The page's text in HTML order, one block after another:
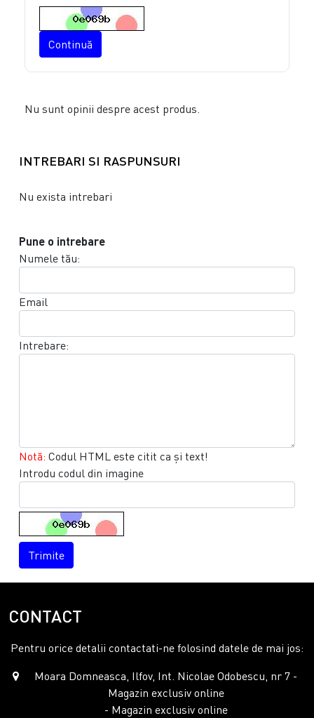
Continuă
Nu sunt opinii despre acest produs.
INTREBARI SI RASPUNSURI
Nu exista intrebari
Pune o intrebare
Numele tău:
Email
Intrebare:
Notă: Codul HTML este citit ca şi text!
Introdu codul din imagine
Trimite
CONTACT
Pentru orice detalii contactati-ne folosind datele de mai jos:
Moara Domneasca, Ilfov, Int. Nicolae Odobescu, nr 7 -
Magazin exclusiv online
- Magazin exclusiv online